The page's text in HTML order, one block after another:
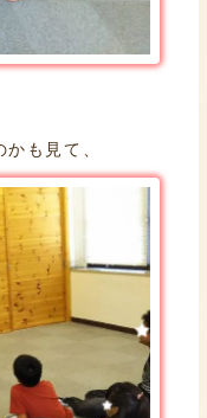
も見て、